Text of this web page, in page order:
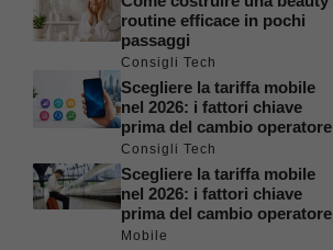
routine efficace in pochi
passaggi
Consigli Tech
Scegliere la tariffa mobile
nel 2026: i fattori chiave
prima del cambio operatore
Consigli Tech
Scegliere la tariffa mobile
nel 2026: i fattori chiave
prima del cambio operatore
Mobile